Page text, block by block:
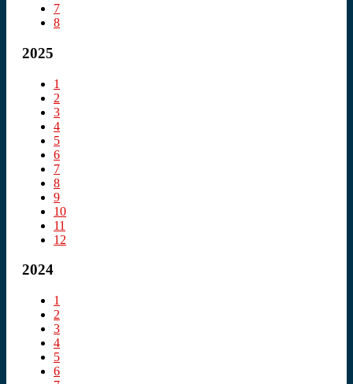
7
8
2025
1
2
3
4
5
6
7
8
9
10
11
12
2024
1
2
3
4
5
6